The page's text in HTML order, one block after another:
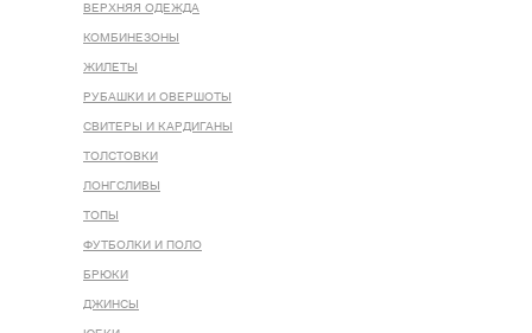
ВЕРХНЯЯ ОДЕЖДА
КОМБИНЕЗОНЫ
ЖИЛЕТЫ
РУБАШКИ И ОВЕРШОТЫ
СВИТЕРЫ И КАРДИГАНЫ
ТОЛСТОВКИ
ЛОНГСЛИВЫ
ТОПЫ
ФУТБОЛКИ И ПОЛО
БРЮКИ
ДЖИНСЫ